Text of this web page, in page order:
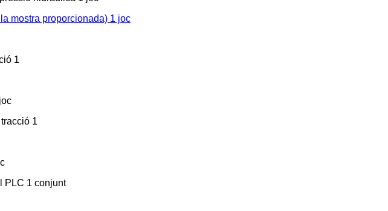
mostra proporcionada) 1 joc
1
1
PLC 1 conjunt